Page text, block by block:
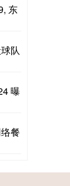
东
队
曝
餐